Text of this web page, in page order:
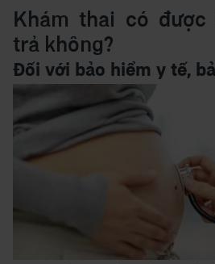
Khám thai có được
trả không?
Đối với bảo hiểm y tế,